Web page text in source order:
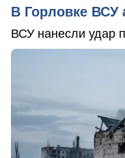
В Горловке ВСУ
ВСУ нанесли удар